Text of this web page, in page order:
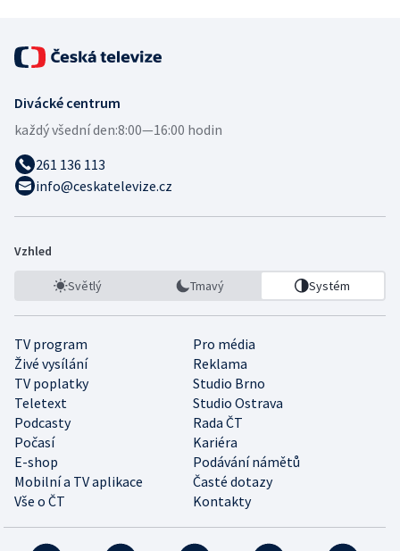
Divácké centrum
každý všední den:8:00—16:00 hodin
261 136 113
info@ceskatelevize.cz
Vzhled
Světlý Tmavý Systém
TV program
Pro média
Živé vysílání
Reklama
TV poplatky
Studio Brno
Teletext
Studio Ostrava
Podcasty
Rada ČT
Počasí
Kariéra
E-shop
Podávání námětů
Mobilní a TV aplikace
Časté dotazy
Vše o ČT
Kontakty